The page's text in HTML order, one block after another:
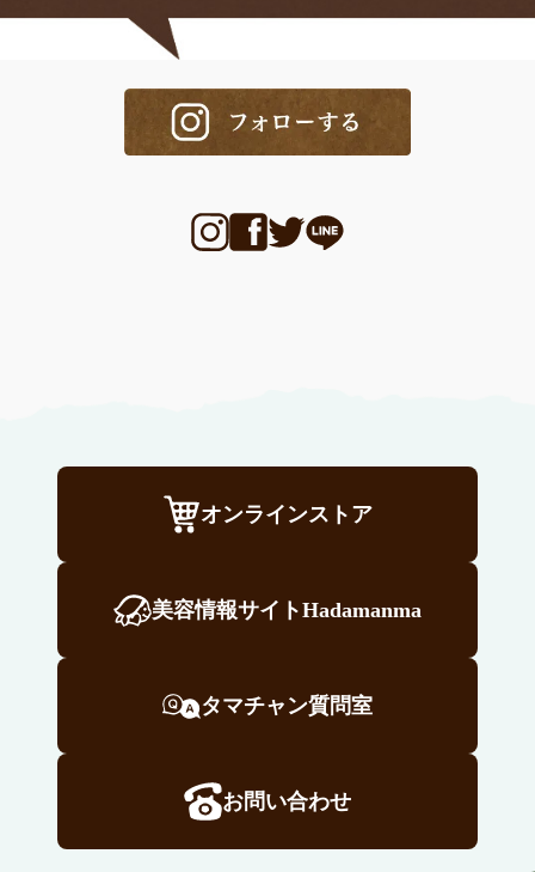
オンラインストア
美容情報サイトHadamanma
タマチャン質問室
お問い合わせ